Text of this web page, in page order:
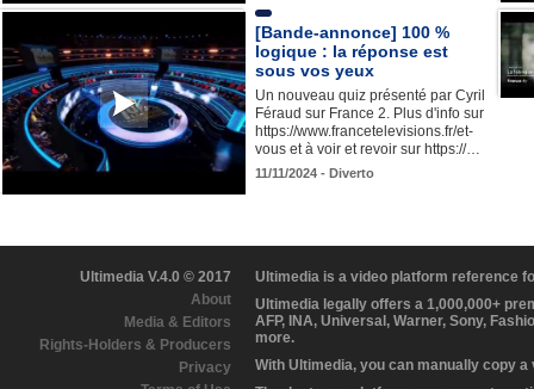
[Bande-annonce] 100 %
logique : la réponse est
sous vos yeux
Un nouveau quiz présenté par Cyril
Féraud sur France 2. Plus d'info sur
https://www.francetelevisions.fr/et-
vous et à voir et revoir sur https://…
11/11/2024 - Diverto
Ultimedia V.4.0 © 2017
About
Media & Editors
Rights-Holders & Producers
Privacy
Ultimedia is a video platform reference
Ultimedia legally offers a 1,000,000+
AFP, INA, Universal, Warner, Sony,
more.
With Ultimedia, you can manually copy